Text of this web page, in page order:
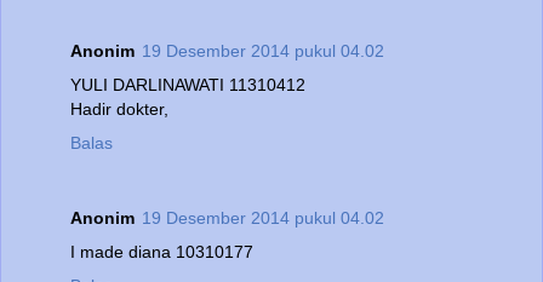
Anonim 19 Desember 2014 pukul 04.02
YULI DARLINAWATI 11310412
Hadir dokter,
Balas
Anonim 19 Desember 2014 pukul 04.02
I made diana 10310177